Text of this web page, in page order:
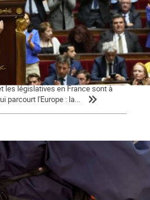
ne nous représente !
sera l'œuvre des travailleurs eux-
les législatives en France sont à
parcourt l'Europe : la...